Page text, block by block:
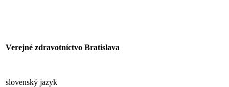
Verejné zdravotníctvo Bratislava
slovenský jazyk